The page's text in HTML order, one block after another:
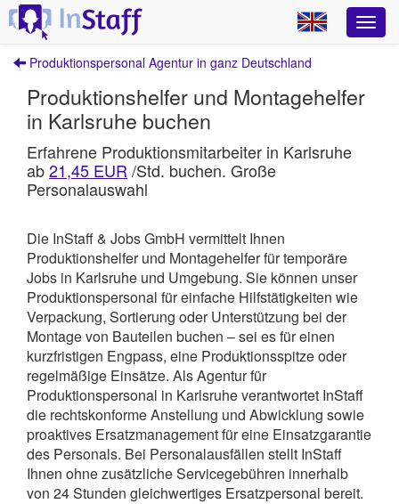
Produktionspersonal Agentur in ganz Deutschland
Produktionshelfer und Montagehelfer
in Karlsruhe buchen
Erfahrene Produktionsmitarbeiter in Karlsruhe
ab21,45 EUR /Std. buchen. Große
Personalauswahl
Die InStaff & Jobs GmbH vermittelt Ihnen
Produktionshelfer und Montagehelfer für temporäre
Jobs in Karlsruhe und Umgebung. Sie können unser
Produktionspersonal für einfache Hilfstätigkeiten wie
Verpackung, Sortierung oder Unterstützung bei der
Montage von Bauteilen buchen – sei es für einen
kurzfristigen Engpass, eine Produktionsspitze oder
regelmäßige Einsätze. Als Agentur für
Produktionspersonal in Karlsruhe verantwortet InStaff
die rechtskonforme Anstellung und Abwicklung sowie
proaktives Ersatzmanagement für eine Einsatzgarantie
des Personals. Bei Personalausfällen stellt InStaff
Ihnen ohne zusätzliche Servicegebühren innerhalb
von 24 Stunden gleichwertiges Ersatzpersonal bereit.